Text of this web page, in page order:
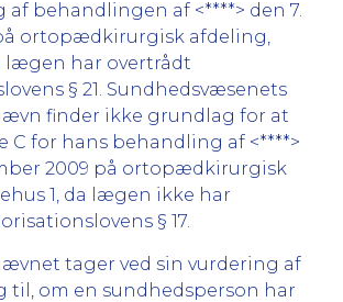
behandlingen af <****> den 7.
ortopædkirurgisk afdeling,
lægen har overtrådt
§ 21. Sundhedsvæsenets
finder ikke grundlag for at
C for hans behandling af <****>
2009 på ortopædkirurgisk
1, da lægen ikke har
§ 17.
tager ved sin vurdering af
til, om en sundhedsperson har